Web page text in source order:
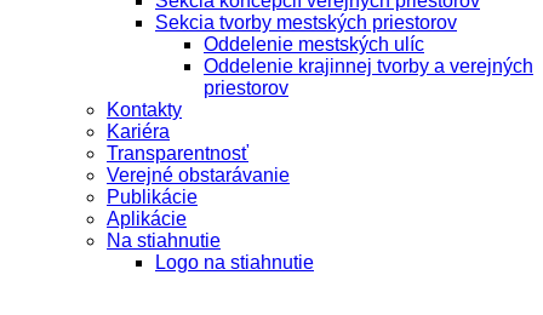
Sekcia tvorby mestských priestorov
Oddelenie mestských ulíc
Oddelenie krajinnej tvorby a verejných
priestorov
Kontakty
Kariéra
Transparentnosť
Verejné obstarávanie
Publikácie
Aplikácie
Na stiahnutie
Logo na stiahnutie